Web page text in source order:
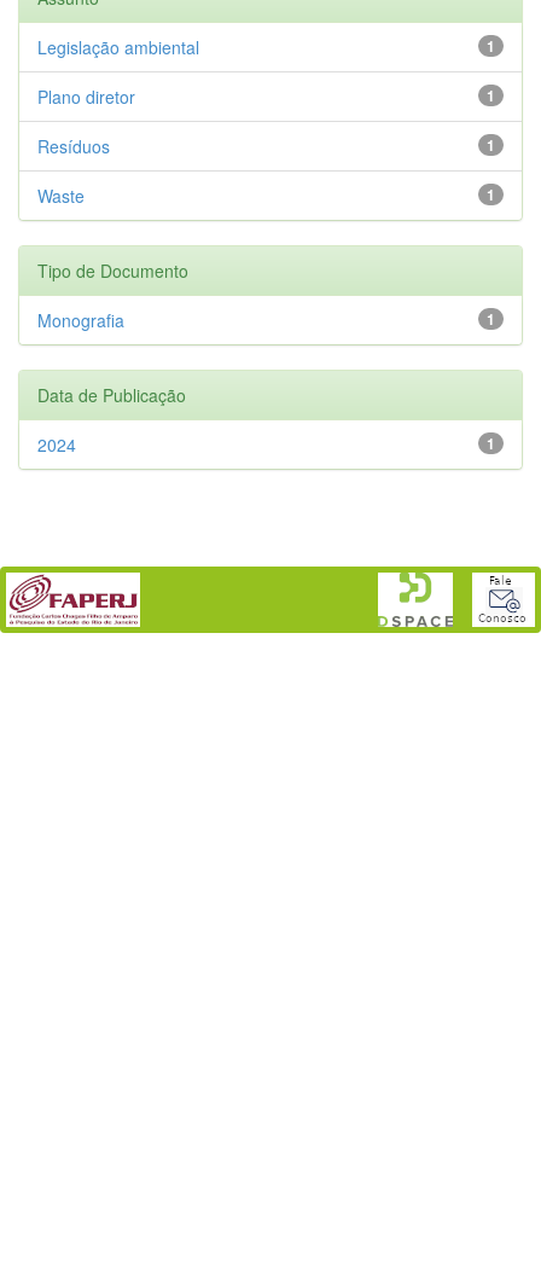
1
Legislação ambiental
1
Plano diretor
1
Resíduos
1
Waste
Tipo de Documento
1
Monografia
Data de Publicação
1
2024